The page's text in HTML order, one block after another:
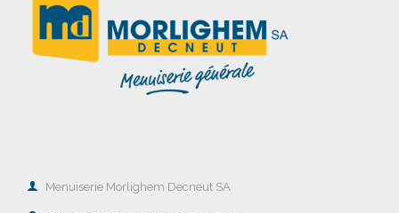
 Menuiserie Morlighem Decneut SA